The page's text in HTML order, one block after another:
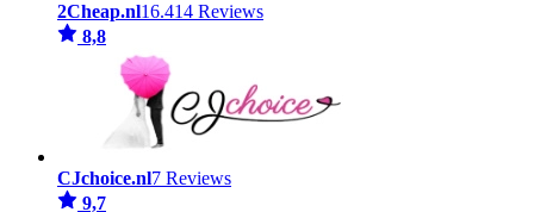
2Cheap.nl16.414 Reviews
8,8
CJchoice.nl7 Reviews
9,7